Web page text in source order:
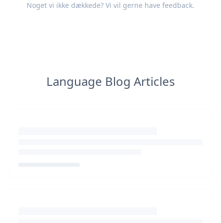
Noget vi ikke dækkede? Vi vil gerne have feedback.
Language Blog Articles